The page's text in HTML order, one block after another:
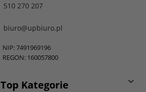
510 270 207
biuro@upbiuro.pl
NIP: 7491969196
REGON: 160057800
Top Kategorie